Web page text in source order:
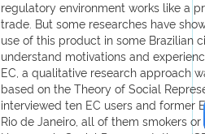
regulatory environment works like a
trade. But some researches have
use of this product in some Brazilian
understand motivations and
EC, a qualitative research approach
based on the Theory of Social
interviewed ten EC users and former
Rio de Janeiro, all of them smokers